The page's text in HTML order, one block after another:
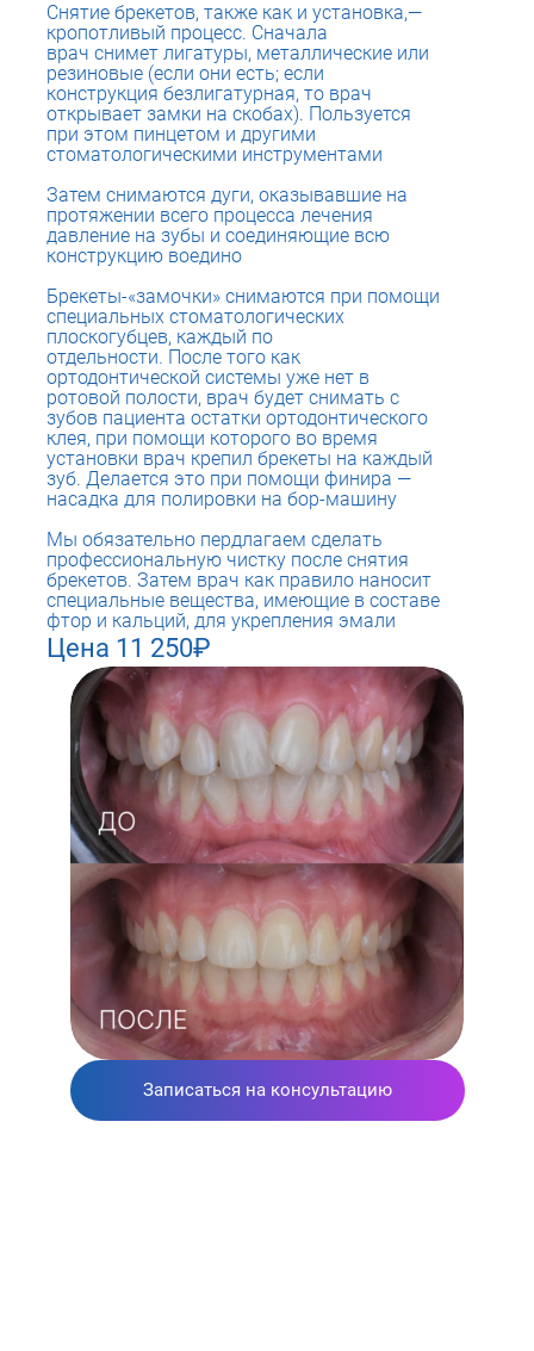
Снятие брекетов, также как и установка,—
кропотливый процесс. Сначала
врач снимет лигатуры, металлические или
резиновые (если они есть; если
конструкция безлигатурная, то врач
открывает замки на скобах). Пользуется
при этом пинцетом и другими
стоматологическими инструментами
Затем снимаются дуги, оказывавшие на
протяжении всего процесса лечения
давление на зубы и соединяющие всю
конструкцию воедино​
Брекеты-«замочки» снимаются при помощи
специальных стоматологических
плоскогубцев, каждый по
отдельности. После того как
ортодонтической системы уже нет в
ротовой полости, врач будет снимать с
зубов пациента остатки ортодонтического
клея, при помощи которого во время
установки врач крепил брекеты на каждый
зуб. Делается это при помощи финира —
насадка для полировки на бор-машину
Мы обязательно пердлагаем сделать
профессиональную чистку после снятия
брекетов. Затем врач как правило наносит
специальные вещества, имеющие в составе
фтор и кальций, для укрепления эмали
Цена 11 250₽
Записаться на консультацию